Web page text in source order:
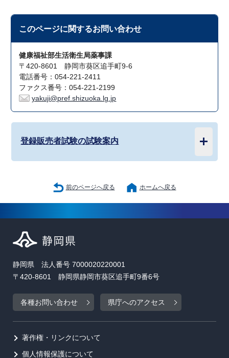
このページに関するお問い合わせ
健康福祉部生活衛生局薬事課
〒420-8601 静岡市葵区追手町9-6
電話番号：054-221-2411
ファクス番号：054-221-2199
yakuji@pref.shizuoka.lg.jp
登録販売者試験の試験案内
前のページへ戻る ホームへ戻る
静岡県 法人番号 7000020220001
〒420-8601 静岡県静岡市葵区追手町9番6号
各種お問い合わせ 県庁へのアクセス
著作権・リンクについて
個人情報保護について